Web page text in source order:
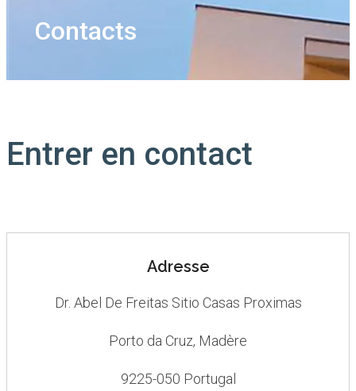
Contacts
Entrer en contact
Adresse
Dr. Abel De Freitas Sitio Casas Proximas
Porto da Cruz, Madère
9225-050 Portugal